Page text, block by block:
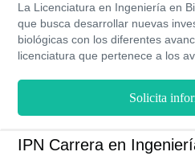
La Licenciatura en Ingeniería en
que busca desarrollar nuevas
biológicas con los diferentes
licenciatura que pertenece a los
modalidad presencial en las
que son las que están equipadas
necesarios para las prácticas
una duración de 4 años.
Solicita
IPN Carrera en